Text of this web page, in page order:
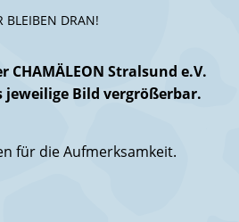
BLEIBEN DRAN!
Stralsund e.V.
jeweilige Bild vergrößerbar.
für die Aufmerksamkeit.